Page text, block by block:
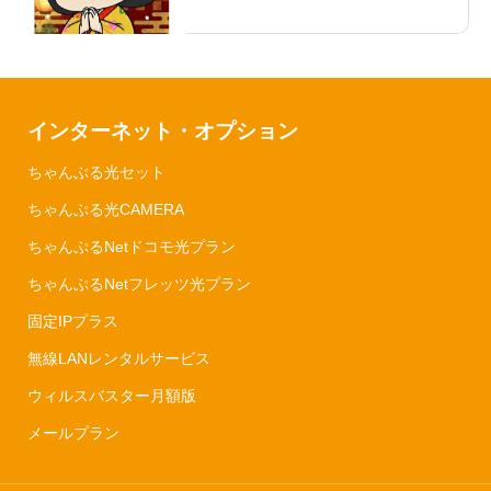
インターネット・オプション
ちゃんぷる光セット
ちゃんぷる光CAMERA
ちゃんぷるNetドコモ光プラン
ちゃんぷるNetフレッツ光プラン
固定IPプラス
無線LANレンタルサービス
ウィルスバスター月額版
メールプラン